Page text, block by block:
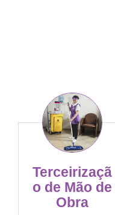
Terceirizaçã
o de Mão de
Obra